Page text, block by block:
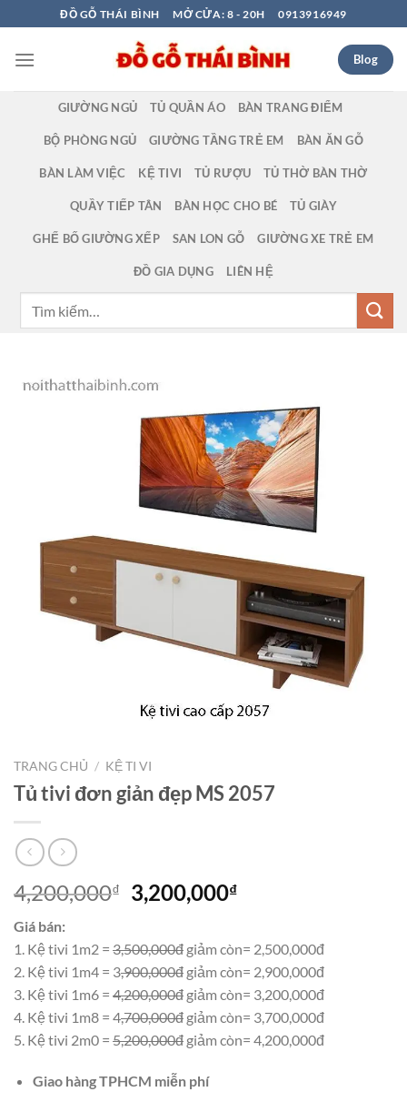
qua
nội
ĐỒ GỖ THÁI BÌNH MỞ CỬA: 8 - 20H 0913916949
Blog
GIƯỜNG NGỦ TỦ QUẦN ÁO BÀN TRANG ĐIỂM
BỘ PHÒNG NGỦ GIƯỜNG TẦNG TRẺ EM BÀN ĂN GỖ
BÀN LÀM VIỆC KỆ TIVI TỦ RƯỢU TỦ THỜ BÀN THỜ
QUẦY TIẾP TÂN BÀN HỌC CHO BÉ TỦ GIÀY
GHẾ BỐ GIƯỜNG XẾP SAN LON GỖ GIƯỜNG XE TRẺ EM
ĐỒ GIA DỤNG LIÊN HỆ
TRANG CHỦ / KỆ TI VI
Tủ tivi đơn giản đẹp MS 2057
4,200,000₫
Giá
gốc
4,200,000₫.
3,200,000₫Giá
là:
3,200,000₫.
Giá bán:
1. Kệ tivi 1m2 = 3,500,000đ giảm còn= 2,500,000đ
2. Kệ tivi 1m4 = 3,900,000đ giảm còn= 2,900,000đ
3. Kệ tivi 1m6 = 4,200,000đ giảm còn= 3,200,000đ
4. Kệ tivi 1m8 = 4,700,000đ giảm còn= 3,700,000đ
5. Kệ tivi 2m0 = 5,200,000đ giảm còn= 4,200,000đ
Giao hàng TPHCM miễn phí